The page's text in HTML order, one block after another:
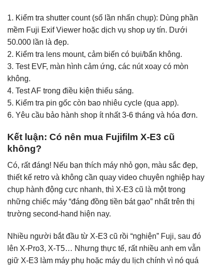
1. Kiểm tra shutter count (số lần nhấn chụp): Dùng phần
mềm Fuji Exif Viewer hoặc dịch vụ shop uy tín. Dưới
50.000 lần là đẹp.
2. Kiểm tra lens mount, cảm biến có bụi/bẩn không.
3. Test EVF, màn hình cảm ứng, các nút xoay có mòn
không.
4. Test AF trong điều kiện thiếu sáng.
5. Kiểm tra pin gốc còn bao nhiêu cycle (qua app).
6. Yêu cầu bảo hành shop ít nhất 3-6 tháng và hóa đơn.
Kết luận: Có nên mua Fujifilm X-E3 cũ
không?
Có, rất đáng! Nếu bạn thích máy nhỏ gọn, màu sắc đẹp,
thiết kế retro và không cần quay video chuyên nghiệp hay
chụp hành động cực nhanh, thì X-E3 cũ là một trong
những chiếc máy “đáng đồng tiền bát gạo” nhất trên thị
trường second-hand hiện nay.
Nhiều người bắt đầu từ X-E3 cũ rồi “nghiện” Fuji, sau đó
lên X-Pro3, X-T5… Nhưng thực tế, rất nhiều anh em vẫn
giữ X-E3 làm máy phụ hoặc máy du lịch chính vì nó quá